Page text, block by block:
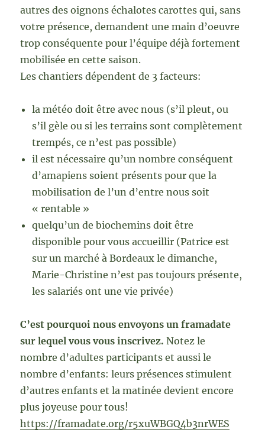
autres des oignons échalotes carottes qui, sans
votre présence, demandent une main d’oeuvre
trop conséquente pour l’équipe déjà fortement
mobilisée en cette saison.
Les chantiers dépendent de 3 facteurs:
la météo doit être avec nous (s’il pleut, ou
s’il gèle ou si les terrains sont complètement
trempés, ce n’est pas possible)
il est nécessaire qu’un nombre conséquent
d’amapiens soient présents pour que la
mobilisation de l’un d’entre nous soit
« rentable »
quelqu’un de biochemins doit être
disponible pour vous accueillir (Patrice est
sur un marché à Bordeaux le dimanche,
Marie-Christine n’est pas toujours présente,
les salariés ont une vie privée)
C’est pourquoi nous envoyons un framadate
sur lequel vous vous inscrivez. Notez le
nombre d’adultes participants et aussi le
nombre d’enfants: leurs présences stimulent
d’autres enfants et la matinée devient encore
plus joyeuse pour tous!
https://framadate.org/r5xuWBGQ4b3nrWES